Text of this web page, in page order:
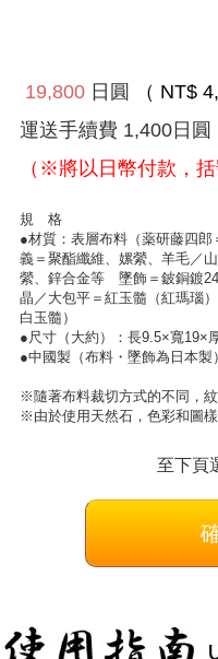
19,800 日圓
（ NT$
運送手續費 1,400日圓
（※將以日幣付款，
規 格
●材質：表層布料（薬研藤四
義＝聚酯纖維、嫘縈、羊毛／
縈、鋅合金等 墜飾＝鈹銅鍍
晶／大包平＝紅玉髓（紅瑪瑙
白玉髓）
●尺寸（大約）：長9.5×寬
●中國製（布料・墜飾為日本製）
※隨著布料裁切方式的不同，紋
※由於使用天然石，色彩和圖樣
至下頁